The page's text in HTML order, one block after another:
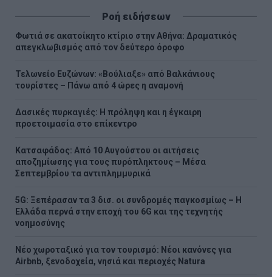
Ροή ειδήσεων
Φωτιά σε ακατοίκητο κτίριο στην Αθήνα: Δραματικός
απεγκλωβισμός από τον δεύτερο όροφο
Τελωνείο Ευζώνων: «Βούλιαξε» από Βαλκάνιους
τουρίστες – Πάνω από 4 ώρες η αναμονή
Δασικές πυρκαγιές: Η πρόληψη και η έγκαιρη
προετοιμασία στο επίκεντρο
Κατσαφάδος: Από 10 Αυγούστου οι αιτήσεις
αποζημίωσης για τους πυρόπληκτους – Μέσα
Σεπτεμβρίου τα αντιπλημμυρικά
5G: Ξεπέρασαν τα 3 δισ. οι συνδρομές παγκοσμίως – Η
Ελλάδα περνά στην εποχή του 6G και της τεχνητής
νοημοσύνης
Νέο χωροταξικό για τον τουρισμό: Νέοι κανόνες για
Airbnb, ξενοδοχεία, νησιά και περιοχές Natura